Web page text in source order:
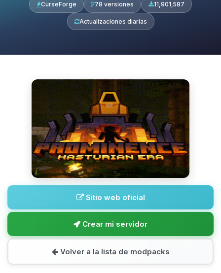
CurseForge 78 versiones 11,901,587
Actualizaciones diarias
Sitio web oficial
Crear mi servidor
Volver a la lista de modpacks